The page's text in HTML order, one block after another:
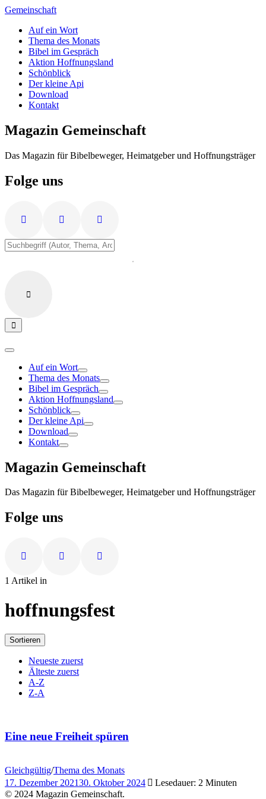
Zum
springen
Gemeinschaft
Auf ein Wort
Thema des Monats
Bibel im Gespräch
Aktion Hoffnungsland
Schönblick
Der kleine Api
Download
Kontakt
Magazin Gemeinschaft
Das Magazin für Bibelbeweger, Heimatgeber und Hoffnungsträger
Folge uns
Auf ein Wort
Thema des Monats
Bibel im Gespräch
Aktion Hoffnungsland
Schönblick
Der kleine Api
Download
Kontakt
Magazin Gemeinschaft
Das Magazin für Bibelbeweger, Heimatgeber und Hoffnungsträger
Folge uns
1 Artikel in
hoffnungsfest
Sortieren
Neueste zuerst
Älteste zuerst
A-Z
Z-A
Eine neue Freiheit spüren
Gleichgültig/Thema des Monats
17. Dezember 202130. Oktober 2024
Lesedauer: 2 Minuten
© 2024 Magazin Gemeinschaft.